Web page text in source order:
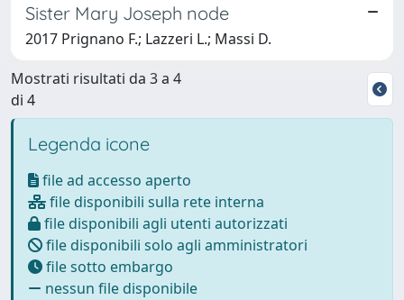
Sister Mary Joseph node
2017 Prignano F.; Lazzeri L.; Massi D.
Mostrati risultati da 3 a 4
di 4
Legenda icone
file ad accesso aperto
file disponibili sulla rete interna
file disponibili agli utenti autorizzati
file disponibili solo agli amministratori
file sotto embargo
nessun file disponibile